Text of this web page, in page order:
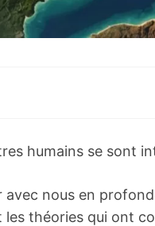
humains se sont
nous en
théories qui ont